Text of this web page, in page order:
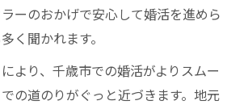
ーのおかげで安心して婚活を進めら
く聞かれます。
より、千歳市での婚活がよりスムー
の道のりがぐっと近づきます。地元